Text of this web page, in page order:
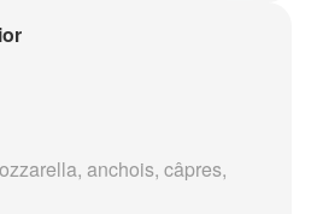
anchois, câpres,